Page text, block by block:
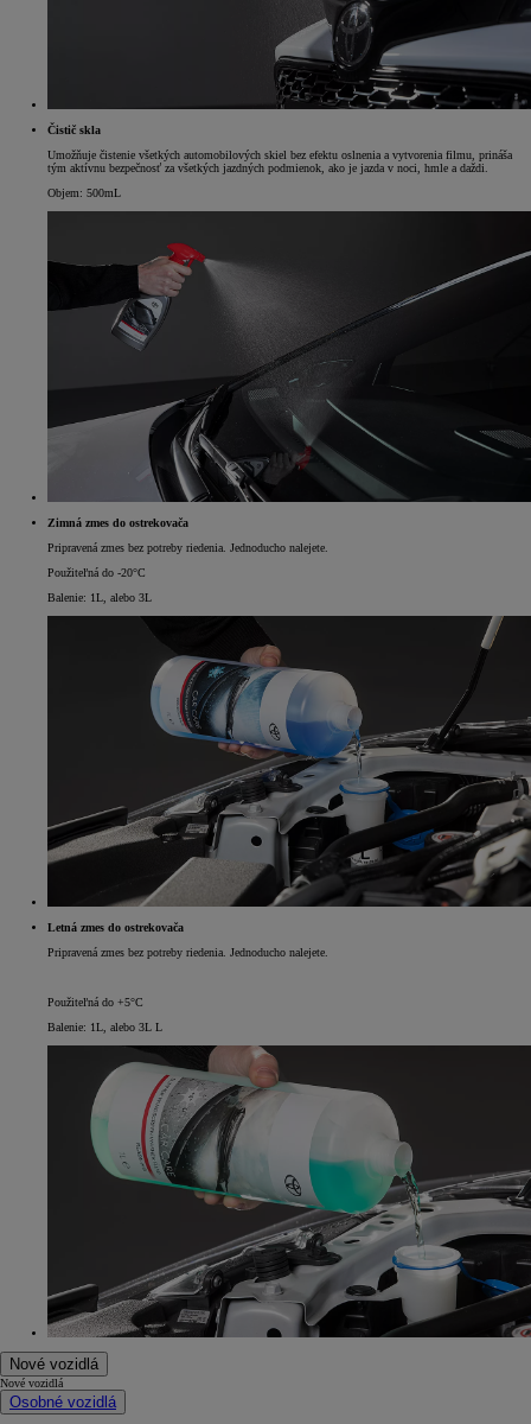
Čistič skla
Umožňuje čistenie všetkých automobilových skiel bez efektu oslnenia a vytvorenia filmu, prináša
tým aktívnu bezpečnosť za všetkých jazdných podmienok, ako je jazda v noci, hmle a daždi.
Objem: 500mL
Zimná zmes do ostrekovača
Pripravená zmes bez potreby riedenia. Jednoducho nalejete.
Použiteľná do -20°C
Balenie: 1L, alebo 3L
Letná zmes do ostrekovača
Pripravená zmes bez potreby riedenia. Jednoducho nalejete.
Použiteľná do +5°C
Balenie: 1L, alebo 3L L
Nové vozidlá
Nové vozidlá
Osobné vozidlá